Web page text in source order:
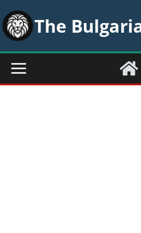
Skip
to
content
The